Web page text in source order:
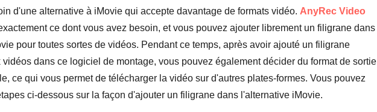
d'une alternative à iMovie qui accepte davantage de formats vidéo. AnyRec Video
ce dont vous avez besoin, et vous pouvez ajouter librement un filigrane dans
pour toutes sortes de vidéos. Pendant ce temps, après avoir ajouté un filigrane
vidéos dans ce logiciel de montage, vous pouvez également décider du format de
ce qui vous permet de télécharger la vidéo sur d'autres plates-formes. Vous pouvez
ci-dessous sur la façon d'ajouter un filigrane dans l'alternative iMovie.